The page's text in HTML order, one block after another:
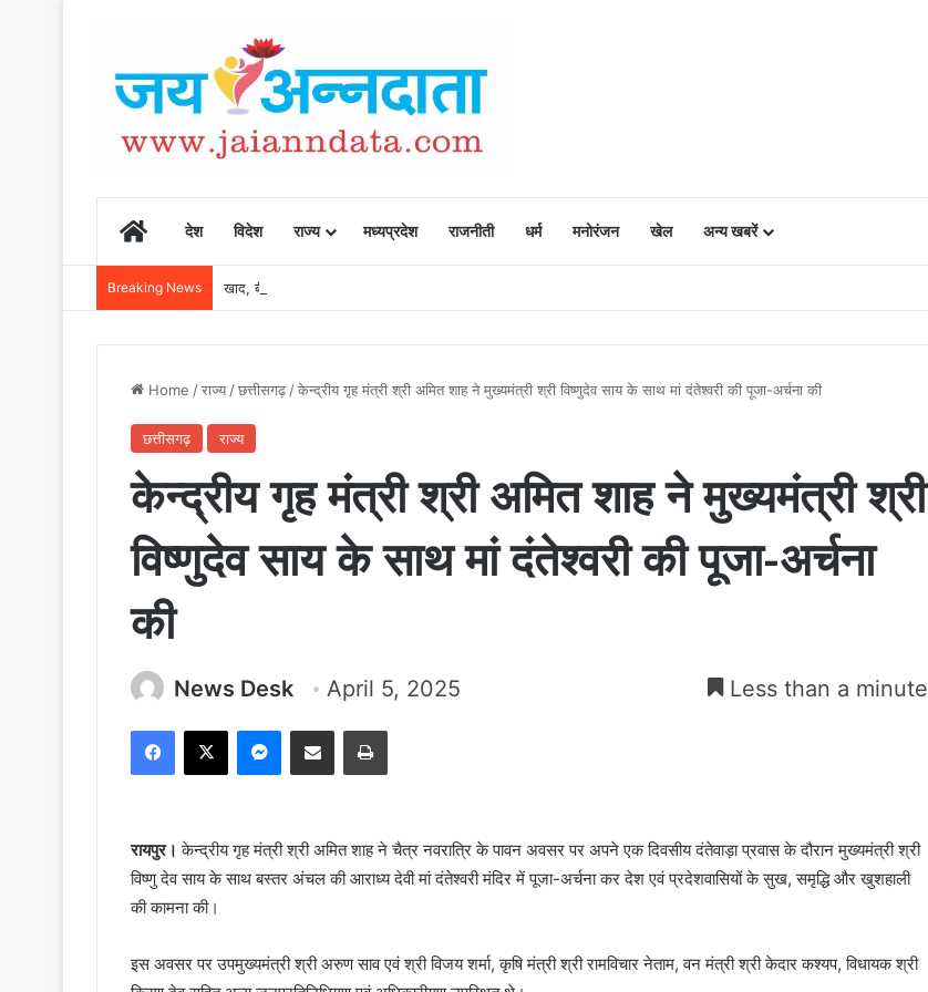
Homeदेश विदेश राज्य मध्यप्रदेश राजनीती धर्म मनोरंजन खेल अन्य खबरें
Breaking News खाद, बीज और उर्वरकों की समय पर उपलब्धता से किसानों में उत्साह, नैनो डीएपी और नैनो यूरिया बने किसानों के भरोसेमंद कृषि साथी…..
Home /राज्य/छत्तीसगढ़/केन्द्रीय गृह मंत्री श्री अमित शाह ने मुख्यमंत्री श्री विष्णुदेव साय के साथ मां दंतेश्वरी की पूजा-अर्चना की
छत्तीसगढ़ राज्य
केन्द्रीय गृह मंत्री श्री अमित शाह ने मुख्यमंत्री श्री
विष्णुदेव साय के साथ मां दंतेश्वरी की पूजा-अर्चना
की
News Desk April 5, 2025 Less than a minute
Facebook
X Messenger
Share via Email Print
रायपुर। केन्द्रीय गृह मंत्री श्री अमित शाह ने चैत्र नवरात्रि के पावन अवसर पर अपने एक दिवसीय दंतेवाड़ा प्रवास के दौरान मुख्यमंत्री श्री
विष्णु देव साय के साथ बस्तर अंचल की आराध्य देवी मां दंतेश्वरी मंदिर में पूजा-अर्चना कर देश एवं प्रदेशवासियों के सुख, समृद्धि और खुशहाली
की कामना की।
इस अवसर पर उपमुख्यमंत्री श्री अरुण साव एवं श्री विजय शर्मा, कृषि मंत्री श्री रामविचार नेताम, वन मंत्री श्री केदार कश्यप, विधायक श्री